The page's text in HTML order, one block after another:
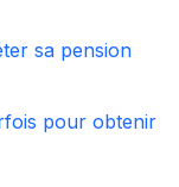
sa pension
pour obtenir